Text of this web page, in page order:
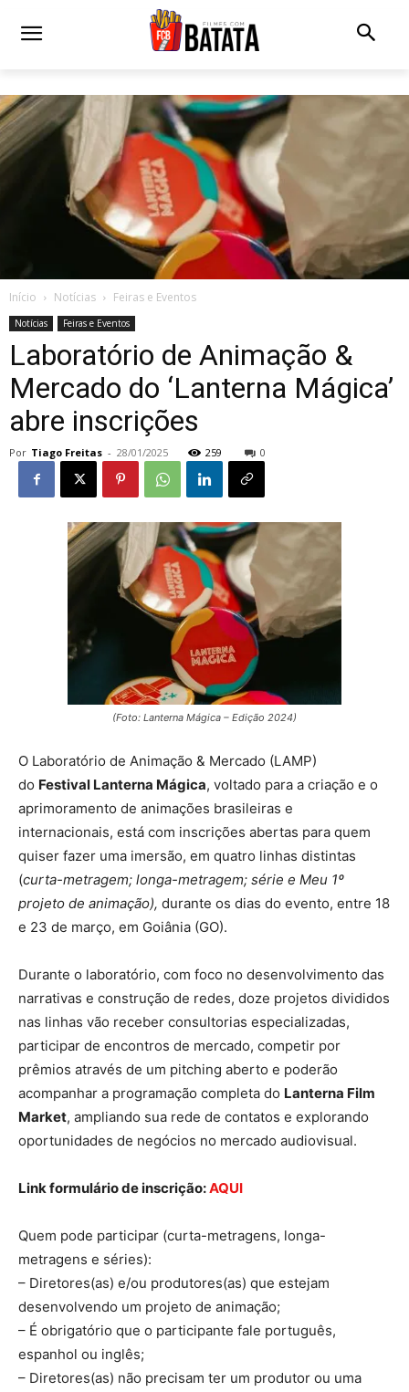
Início Notícias Feiras e Eventos
Notícias Feiras e Eventos
Laboratório de Animação &
Mercado do ‘Lanterna Mágica’
abre inscrições
Por Tiago Freitas - 28/01/2025 259 0
(Foto: Lanterna Mágica – Edição 2024)
O Laboratório de Animação & Mercado (LAMP)
do Festival Lanterna Mágica, voltado para a criação e o
aprimoramento de animações brasileiras e
internacionais, está com inscrições abertas para quem
quiser fazer uma imersão, em quatro linhas distintas
(curta-metragem; longa-metragem; série e Meu 1º
projeto de animação), durante os dias do evento, entre 18
e 23 de março, em Goiânia (GO).
Durante o laboratório, com foco no desenvolvimento das
narrativas e construção de redes, doze projetos divididos
nas linhas vão receber consultorias especializadas,
participar de encontros de mercado, competir por
prêmios através de um pitching aberto e poderão
acompanhar a programação completa do Lanterna Film
Market, ampliando sua rede de contatos e explorando
oportunidades de negócios no mercado audiovisual.
Link formulário de inscrição:AQUI
Quem pode participar (curta-metragens, longa-
metragens e séries):
– Diretores(as) e/ou produtores(as) que estejam
desenvolvendo um projeto de animação;
– É obrigatório que o participante fale português,
espanhol ou inglês;
– Diretores(as) não precisam ter um produtor ou uma